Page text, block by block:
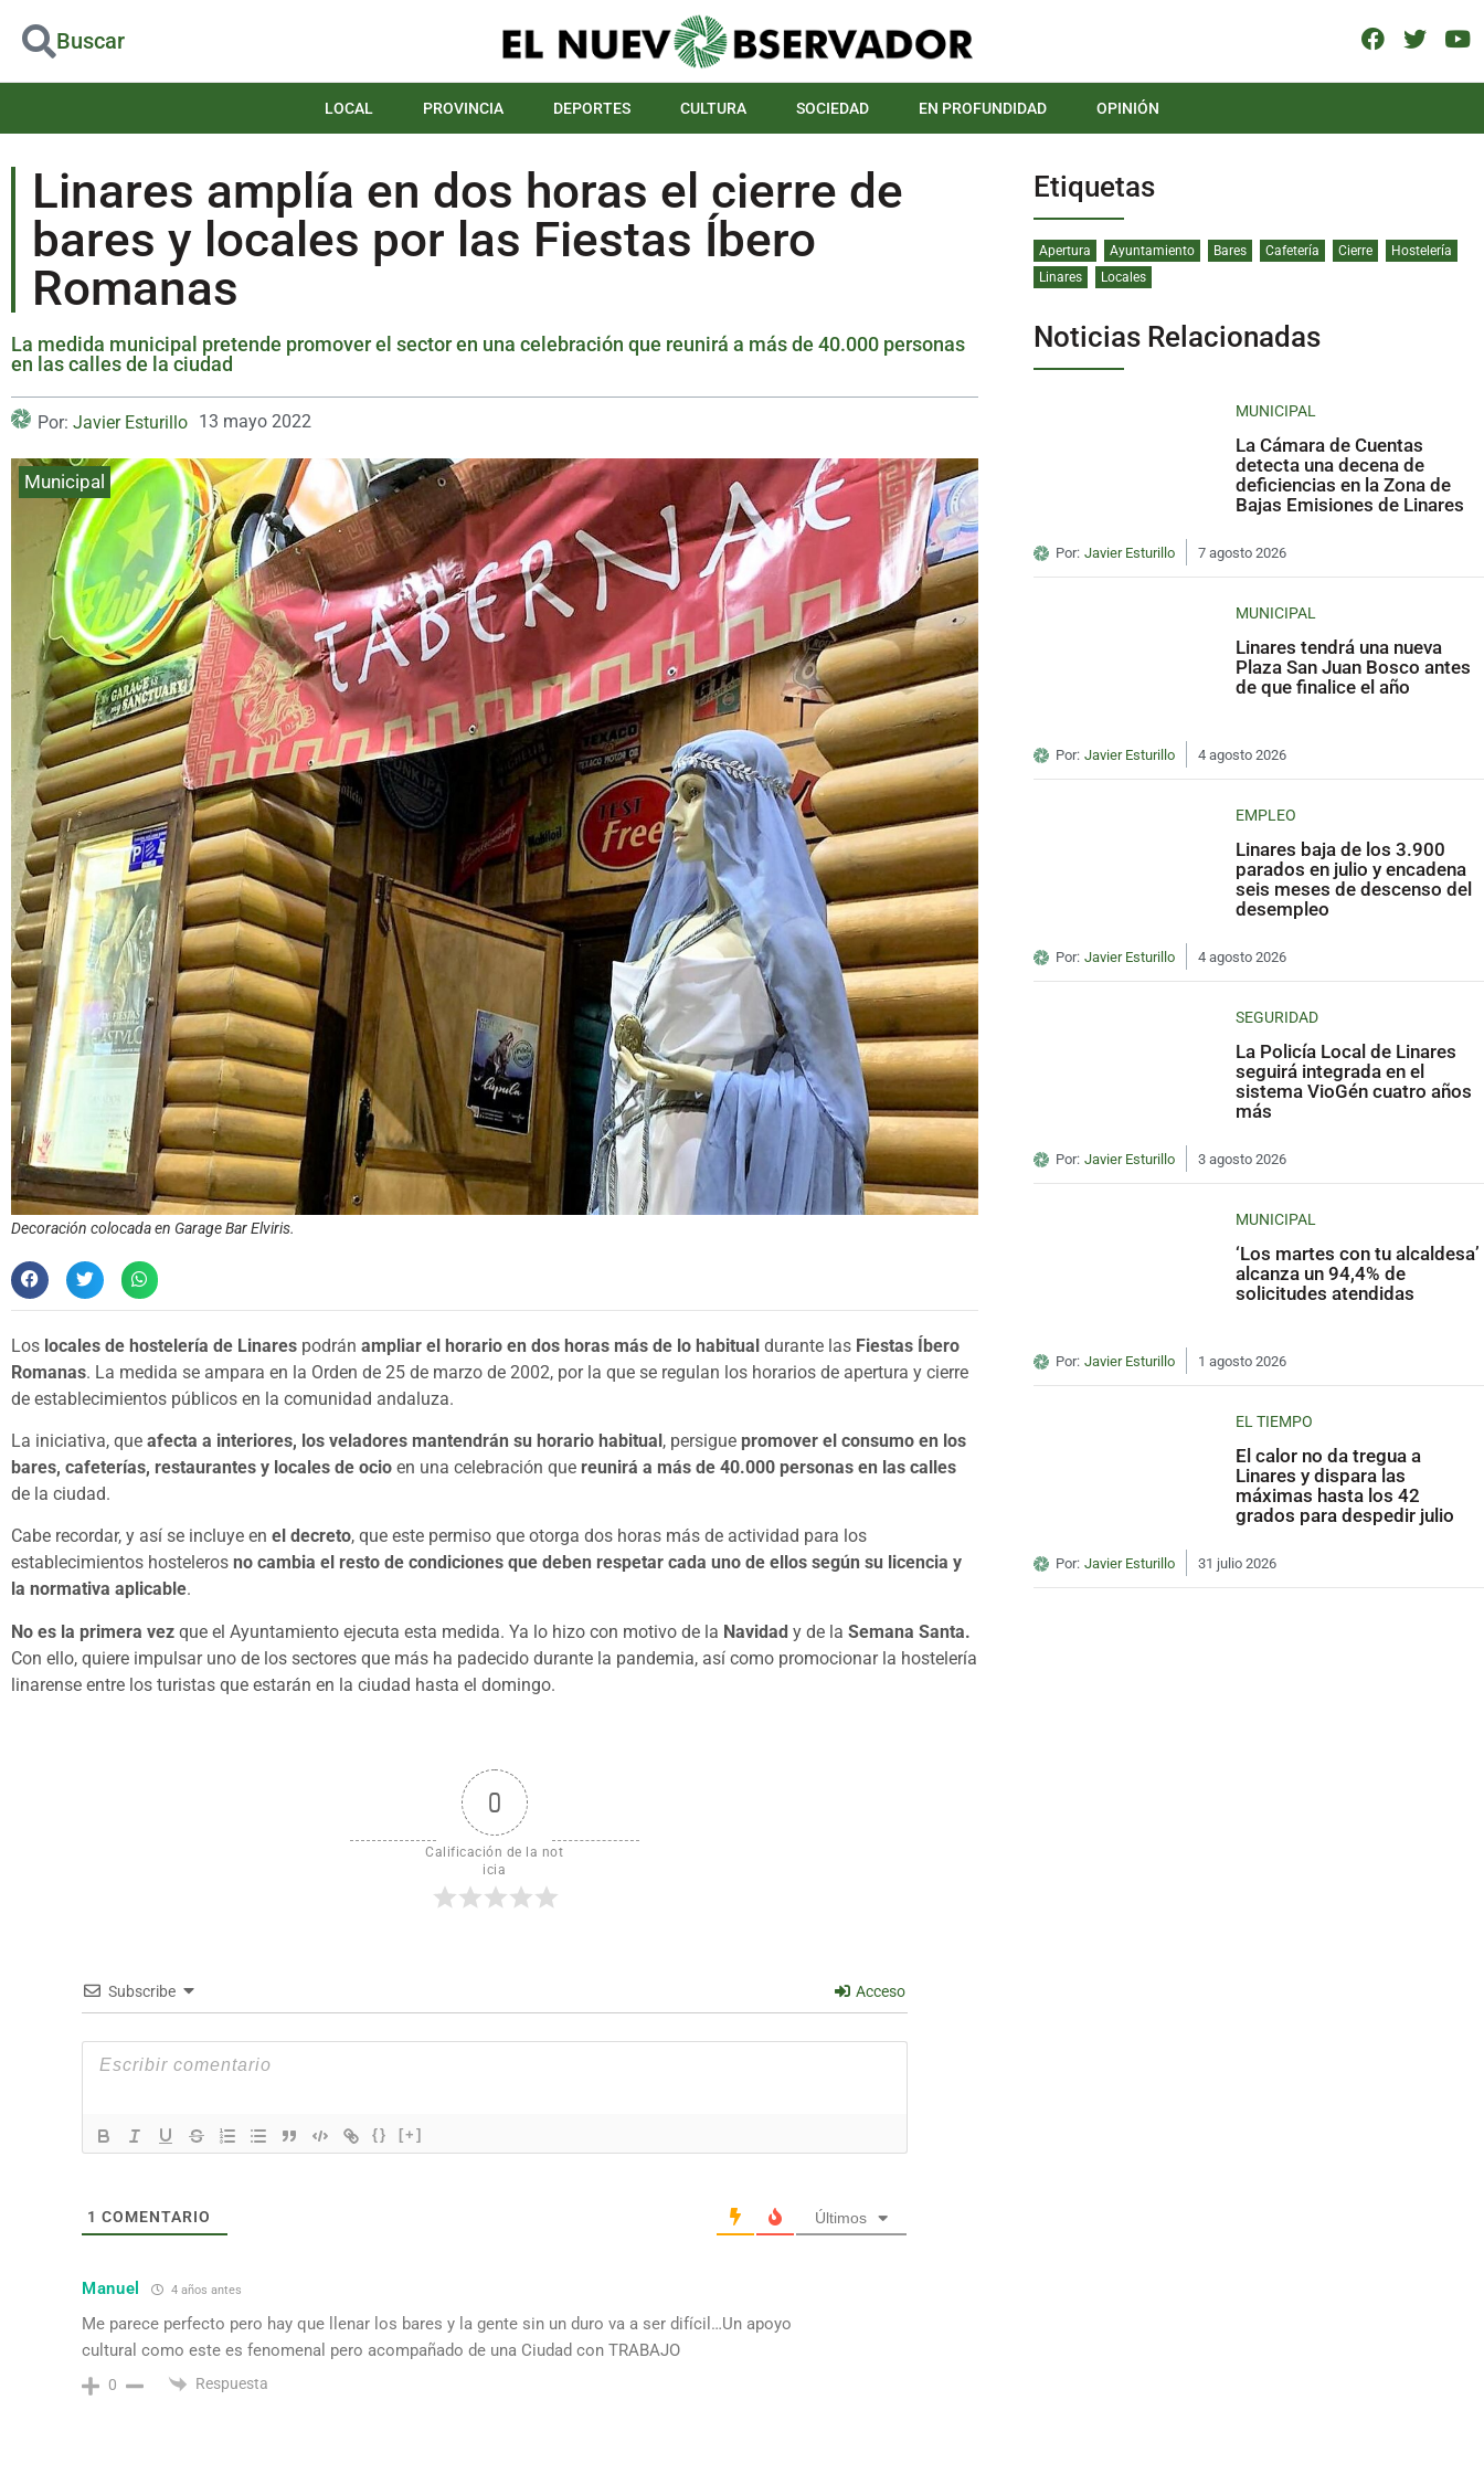
Buscar
LOCAL PROVINCIA DEPORTES CULTURA SOCIEDAD EN PROFUNDIDAD OPINIÓN
Linares amplía en dos horas el cierre de
bares y locales por las Fiestas Íbero
Romanas
La medida municipal pretende promover el sector en una celebración que reunirá a más de 40.000 personas
en las calles de la ciudad
Por: Javier Esturillo 13 mayo 2022
Municipal
Decoración colocada en Garage Bar Elviris.
Los locales de hostelería de Linares podrán ampliar el horario en dos horas más de lo habitual durante las Fiestas Íbero
Romanas. La medida se ampara en la Orden de 25 de marzo de 2002, por la que se regulan los horarios de apertura y cierre
de establecimientos públicos en la comunidad andaluza.
La iniciativa, que afecta a interiores, los veladores mantendrán su horario habitual, persigue promover el consumo en los
bares, cafeterías, restaurantes y locales de ocio en una celebración que reunirá a más de 40.000 personas en las calles
de la ciudad.
Cabe recordar, y así se incluye en el decreto, que este permiso que otorga dos horas más de actividad para los
establecimientos hosteleros no cambia el resto de condiciones que deben respetar cada uno de ellos según su licencia y
la normativa aplicable.
No es la primera vez que el Ayuntamiento ejecuta esta medida. Ya lo hizo con motivo de la Navidad y de la Semana Santa.
Con ello, quiere impulsar uno de los sectores que más ha padecido durante la pandemia, así como promocionar la hostelería
linarense entre los turistas que estarán en la ciudad hasta el domingo.
0
Calificación de la not
icia
Subscribe Acceso
{} [+]
1 COMENTARIO Últimos
Manuel 4 años antes
Me parece perfecto pero hay que llenar los bares y la gente sin un duro va a ser difícil…Un apoyo
cultural como este es fenomenal pero acompañado de una Ciudad con TRABAJO
0 Respuesta
Etiquetas
Apertura Ayuntamiento Bares Cafetería Cierre
Hostelería
Linares
Locales
Noticias Relacionadas
MUNICIPAL
La Cámara de Cuentas
detecta una decena de
deficiencias en la Zona de
Bajas Emisiones de Linares
Por: Javier Esturillo 7 agosto 2026
MUNICIPAL
Linares tendrá una nueva
Plaza San Juan Bosco antes
de que finalice el año
Por: Javier Esturillo 4 agosto 2026
EMPLEO
Linares baja de los 3.900
parados en julio y encadena
seis meses de descenso del
desempleo
Por: Javier Esturillo 4 agosto 2026
SEGURIDAD
La Policía Local de Linares
seguirá integrada en el
sistema VioGén cuatro años
más
Por: Javier Esturillo 3 agosto 2026
MUNICIPAL
‘Los martes con tu alcaldesa’
alcanza un 94,4% de
solicitudes atendidas
Por: Javier Esturillo 1 agosto 2026
EL TIEMPO
El calor no da tregua a
Linares y dispara las
máximas hasta los 42
grados para despedir julio
Por: Javier Esturillo 31 julio 2026